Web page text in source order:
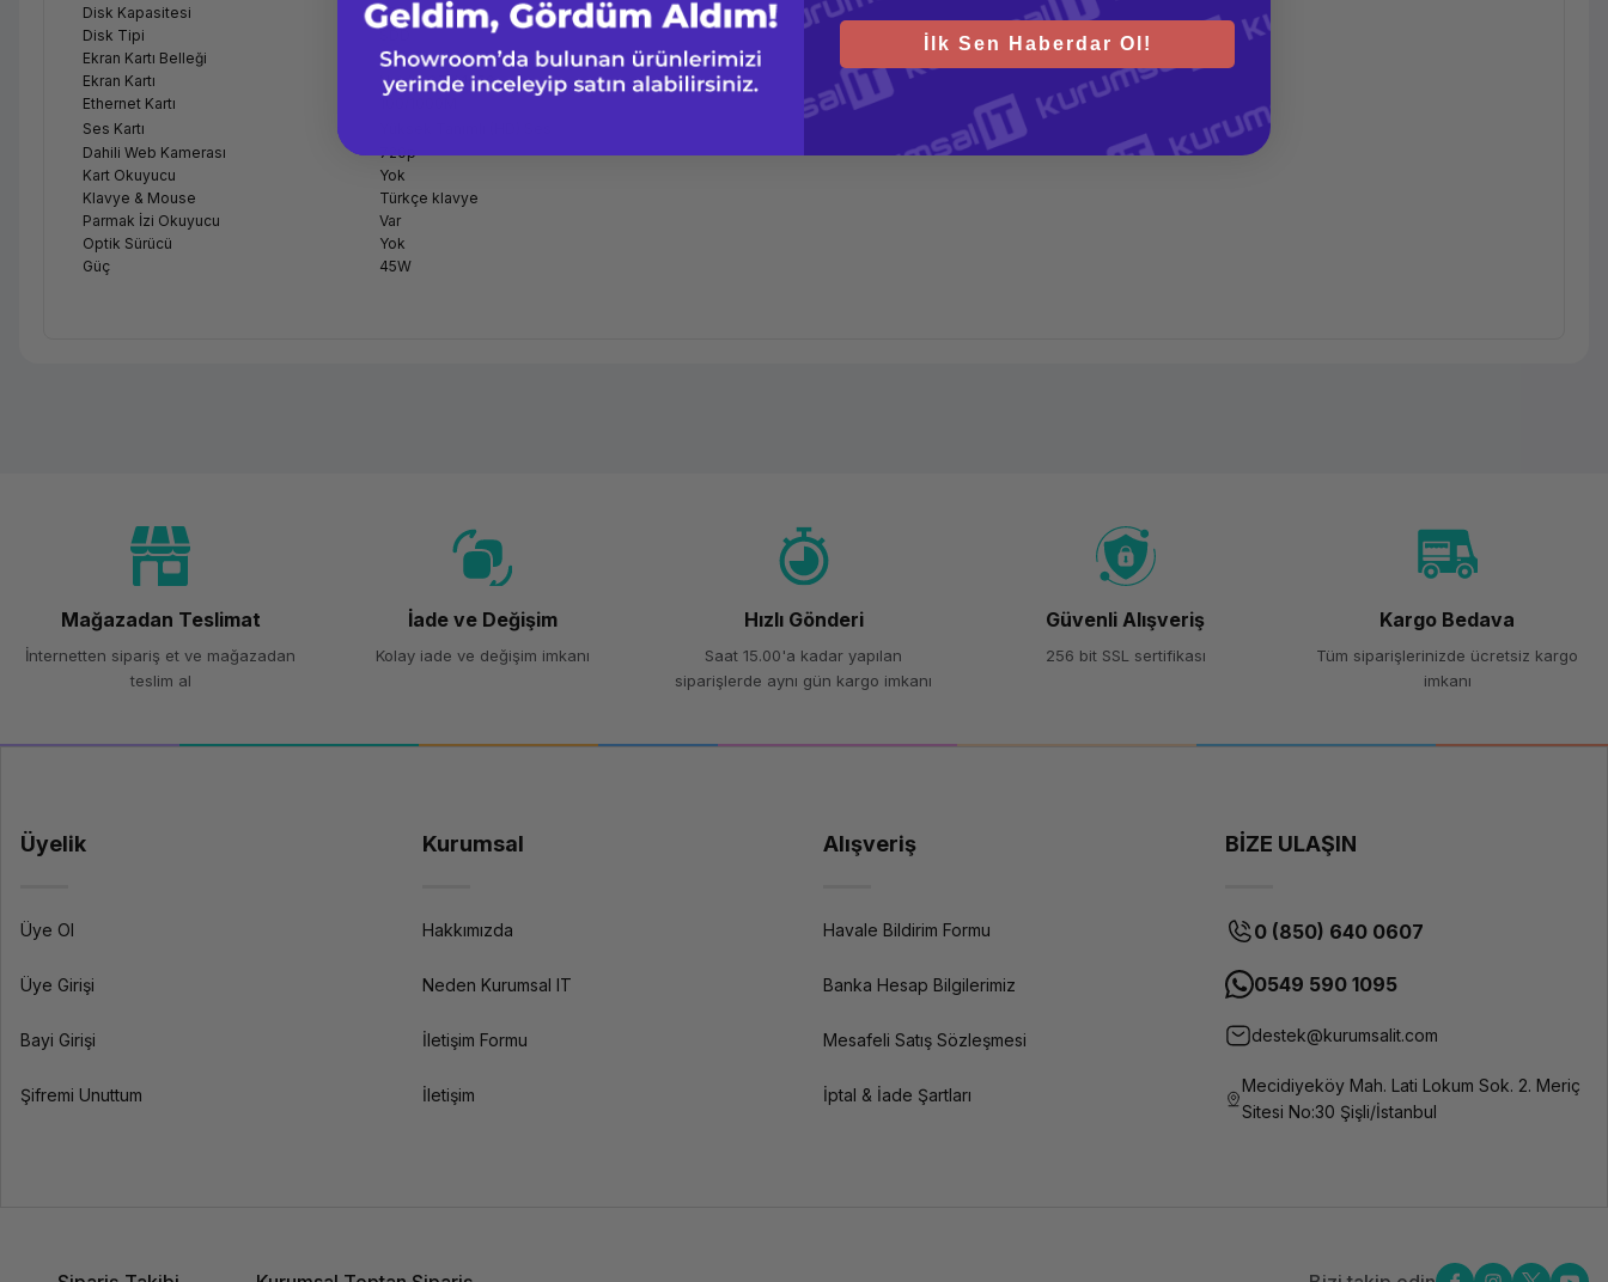
Disk Kapasitesi
1TB
Disk Tipi
Ekran Kartı Belleği
4GB
Ekran Kartı
Nvidia GTX 1650
Ethernet Kartı
Ses Kartı
Dahili Web Kamerası
720p
Kart Okuyucu
Yok
Klavye & Mouse
Türkçe klavye
Parmak İzi Okuyucu
Var
Optik Sürücü
Yok
Güç
45W
Mağazadan Teslimat
İnternetten sipariş et ve mağazadan
teslim al
İade ve Değişim
Kolay iade ve değişim imkanı
Hızlı Gönderi
Saat 15.00'a kadar yapılan
siparişlerde aynı gün kargo imkanı
Güvenli Alışveriş
256 bit SSL sertifikası
Kargo Bedava
Tüm siparişlerinizde ücretsiz kargo
imkanı
Üyelik
Üye Ol
Üye Girişi
Bayi Girişi
Şifremi Unuttum
Kurumsal
Hakkımızda
Neden Kurumsal IT
İletişim Formu
İletişim
Alışveriş
Havale Bildirim Formu
Banka Hesap Bilgilerimiz
Mesafeli Satış Sözleşmesi
İptal & İade Şartları
BİZE ULAŞIN
0 (850) 640 0607
0549 590 1095
destek@kurumsalit.com
Mecidiyeköy Mah. Lati Lokum Sok. 2. Meriç
Sitesi No:30 Şişli/İstanbul
İlk Sen Haberdar Ol!